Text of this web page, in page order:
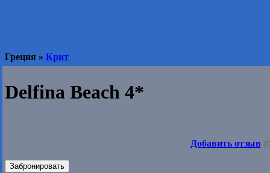
Греция » Крит
Delfina Beach 4*
Добавить отзыв
Забронировать